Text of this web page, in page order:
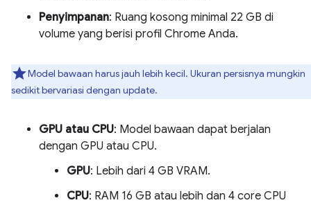
Penyimpanan: Ruang kosong minimal 22 GB di
volume yang berisi profil Chrome Anda.
Model bawaan harus jauh lebih kecil. Ukuran persisnya mungkin
sedikit bervariasi dengan update.
GPU atau CPU: Model bawaan dapat berjalan
dengan GPU atau CPU.
GPU: Lebih dari 4 GB VRAM.
CPU: RAM 16 GB atau lebih dan 4 core CPU